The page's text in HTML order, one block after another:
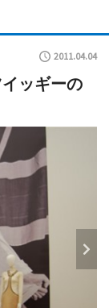
2011.04.04
ッギーの